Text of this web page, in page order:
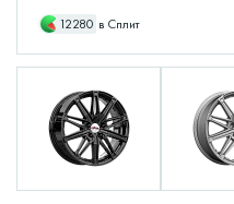
12280 в Сплит